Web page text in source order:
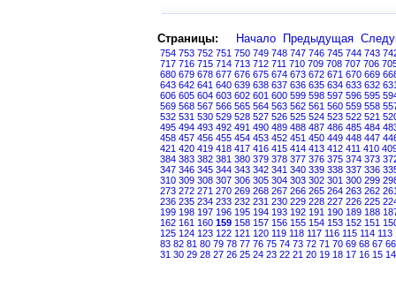
Страницы: Начало Предыдущая
754 753 752 751 750 749 748 747 746 745 744 743
717 716 715 714 713 712 711 710 709 708 707 706
680 679 678 677 676 675 674 673 672 671 670 669
643 642 641 640 639 638 637 636 635 634 633 632
606 605 604 603 602 601 600 599 598 597 596 595
569 568 567 566 565 564 563 562 561 560 559 558
532 531 530 529 528 527 526 525 524 523 522 521
495 494 493 492 491 490 489 488 487 486 485 484
458 457 456 455 454 453 452 451 450 449 448 447
421 420 419 418 417 416 415 414 413 412 411 410
384 383 382 381 380 379 378 377 376 375 374 373
347 346 345 344 343 342 341 340 339 338 337 336
310 309 308 307 306 305 304 303 302 301 300 299
273 272 271 270 269 268 267 266 265 264 263 262
236 235 234 233 232 231 230 229 228 227 226 225
199 198 197 196 195 194 193 192 191 190 189 188
162 161 160 159 158 157 156 155 154 153 152 151
125 124 123 122 121 120 119 118 117 116 115 114 113
83 82 81 80 79 78 77 76 75 74 73 72 71 70 69 68 67 66
31 30 29 28 27 26 25 24 23 22 21 20 19 18 17 16 15 14